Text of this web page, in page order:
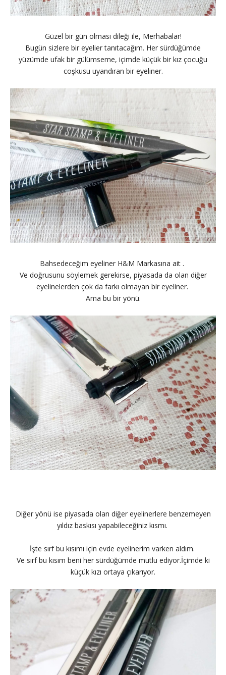
Güzel bir gün olması dileği ile, Merhabalar!
Bugün sizlere bir eyelier tanıtacağım. Her sürdüğümde
yüzümde ufak bir gülümseme, içimde küçük bir kız çocuğu
coşkusu uyandıran bir eyeliner.
Bahsedeceğim eyeliner H&M Markasına ait .
Ve doğrusunu söylemek gerekirse, piyasada da olan diğer
eyelinelerden çok da farkı olmayan bir eyeliner.
Ama bu bir yönü.
Diğer yönü ise piyasada olan diğer eyelinerlere benzemeyen
yıldız baskısı yapabileceğiniz kısmı.
İşte sırf bu kısımı için evde eyelinerim varken aldım.
Ve sırf bu kısım beni her sürdüğümde mutlu ediyor.İçimde ki
küçük kızı ortaya çıkarıyor.